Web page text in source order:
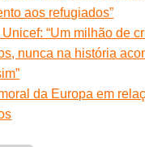
aos refugiados”
“Um milhão de
nunca na história
da Europa em